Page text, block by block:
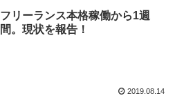
フリーランス本格稼働から1週
間。現状を報告！
2019.08.14